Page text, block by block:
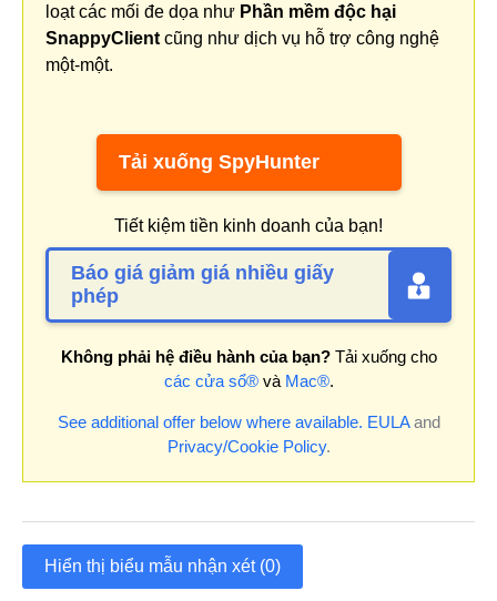
loạt các mối đe dọa như Phần mềm độc hại
SnappyClient cũng như dịch vụ hỗ trợ công nghệ
một-một.
Tải xuống SpyHunter
Tiết kiệm tiền kinh doanh của bạn!
Báo giá giảm giá nhiều giấy
phép
Không phải hệ điều hành của bạn?Tải xuống cho
các cửa sổ®và Mac®.
See additional offer below where available. EULAand
Privacy/Cookie Policy.
Hiển thị biểu mẫu nhận xét (0)